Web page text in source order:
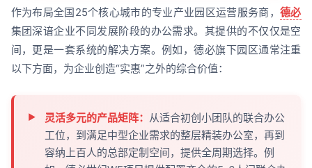
作为布局全国25个核心城市的专业产业园区运营服务商，德必
集团深谙企业不同发展阶段的办公需求。其提供的不仅仅是空
间，更是一套系统的解决方案。例如，德必旗下园区通常注重
以下方面，为企业创造“实惠”之外的综合价值：
灵活多元的产品矩阵： 从适合初创小团队的联合办公
工位，到满足中型企业需求的整层精装办公室，再到
容纳上百人的总部定制空间，提供全周期选择。例